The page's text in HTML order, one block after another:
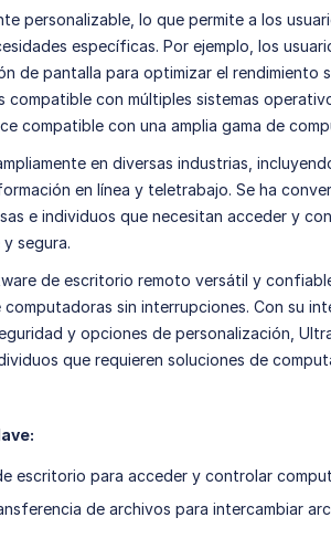
personalizable, lo que permite a los
específicas. Por ejemplo, los
de pantalla para optimizar el rendimiento
compatible con múltiples sistemas
compatible con una amplia gama de
en diversas industrias,
en línea y teletrabajo. Se ha
e individuos que necesitan acceder y
segura.
de escritorio remoto versátil y
sin interrupciones. Con su
y opciones de personalización,
que requieren soluciones de
escritorio para acceder y controlar
de archivos para intercambiar